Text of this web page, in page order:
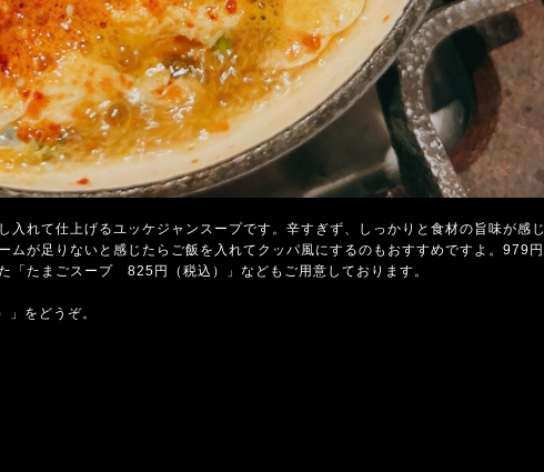
れて仕上げるユッケジャンスープです。辛すぎず、しっかりと食材の旨味が感じ
が足りないと感じたらご飯を入れてクッパ風にするのもおすすめですよ。979円
「たまごスープ 825円（税込）」などもご用意しております。
をどうぞ。